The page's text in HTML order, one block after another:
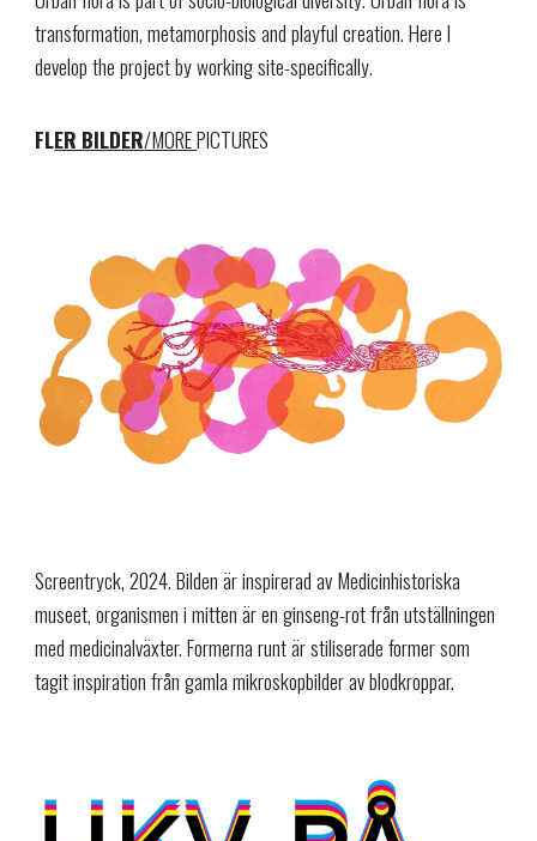
transformation, metamorphosis and playful creation. Here I
develop the project by working site-specifically.
FLER BILDER/MOREPICTURES
Screentryck, 2024. Bilden är inspirerad av Medicinhistoriska
museet, organismen i mitten är en ginseng-rot från utställningen
med medicinalväxter. Formerna runt är stiliserade former som
tagit inspiration från gamla mikroskopbilder av blodkroppar.